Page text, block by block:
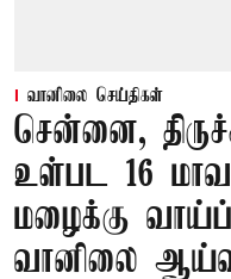
வானிலை செய்திகள்
சென்னை,
உள்பட 16
மழைக்கு
வானிலை